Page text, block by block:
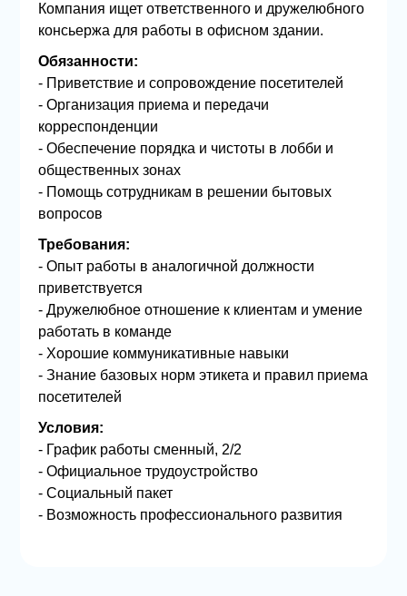
Компания ищет ответственного и дружелюбного
консьержа для работы в офисном здании.
Обязанности:
- Приветствие и сопровождение посетителей
- Организация приема и передачи
корреспонденции
- Обеспечение порядка и чистоты в лобби и
общественных зонах
- Помощь сотрудникам в решении бытовых
вопросов
Требования:
- Опыт работы в аналогичной должности
приветствуется
- Дружелюбное отношение к клиентам и умение
работать в команде
- Хорошие коммуникативные навыки
- Знание базовых норм этикета и правил приема
посетителей
Условия:
- График работы сменный, 2/2
- Официальное трудоустройство
- Социальный пакет
- Возможность профессионального развития